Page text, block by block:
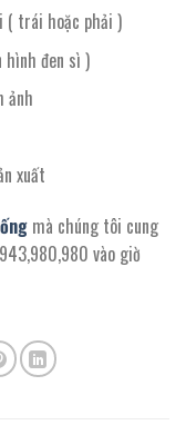
( trái hoặc phải )
đen sì )
ảnh
xuất
mà chúng tôi cung
vào giờ